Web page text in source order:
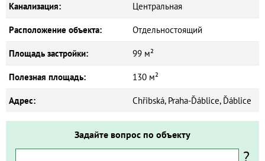
Канализация: Центральная
Расположение объекта: Отдельностоящий
Площадь застройки: 99 м²
Полезная площадь: 130 м²
Адрес: Chřibská, Praha-Ďáblice, Ďáblice
Задайте вопрос по объекту
?